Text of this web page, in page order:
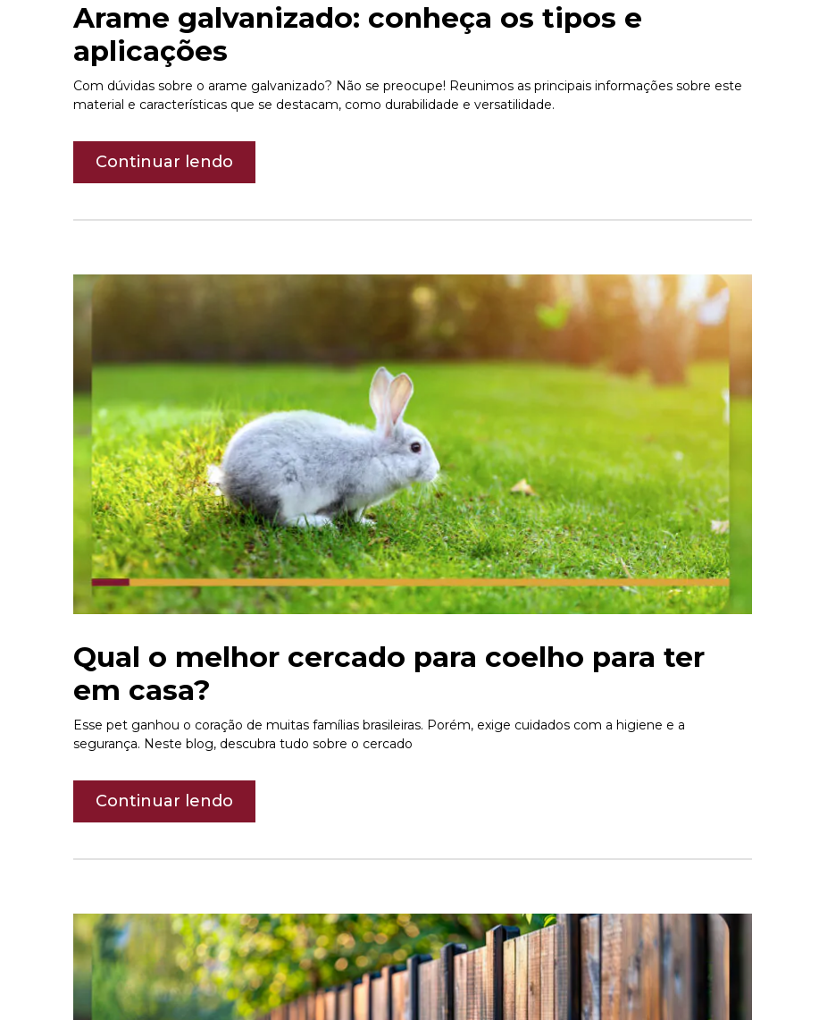
Arame galvanizado: conheça os tipos e
aplicações
Com dúvidas sobre o arame galvanizado? Não se preocupe! Reunimos as principais informações sobre este
material e características que se destacam, como durabilidade e versatilidade.
Continuar lendo
Qual o melhor cercado para coelho para ter
em casa?
Esse pet ganhou o coração de muitas famílias brasileiras. Porém, exige cuidados com a higiene e a
segurança. Neste blog, descubra tudo sobre o cercado
Continuar lendo